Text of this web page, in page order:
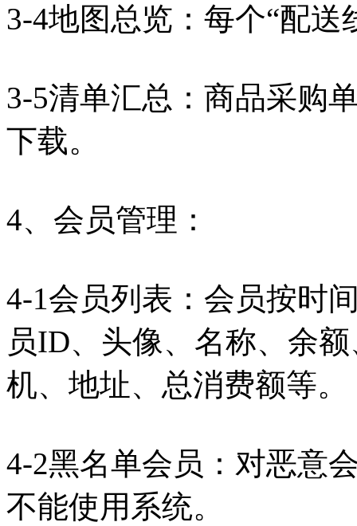
3-4地图总览：每个“配
3-5清单汇总：商品采购
下载。
4、会员管理：
4-1会员列表：会员按时
员ID、头像、名称、余
机、地址、总消费额等。
4-2黑名单会员：对恶意
不能使用系统。